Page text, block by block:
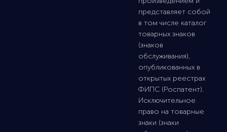
представляет собой
в том числе каталог
товарных знаков
(знаков
обслуживания),
опубликованных в
открытых реестрах
ФИПС (Роспатент).
Исключительное
право на товарные
знаки (знаки